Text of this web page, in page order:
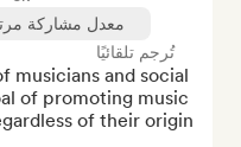
معدل مشاركة
تُرجم تلقائيًا
musicians and social
of promoting music